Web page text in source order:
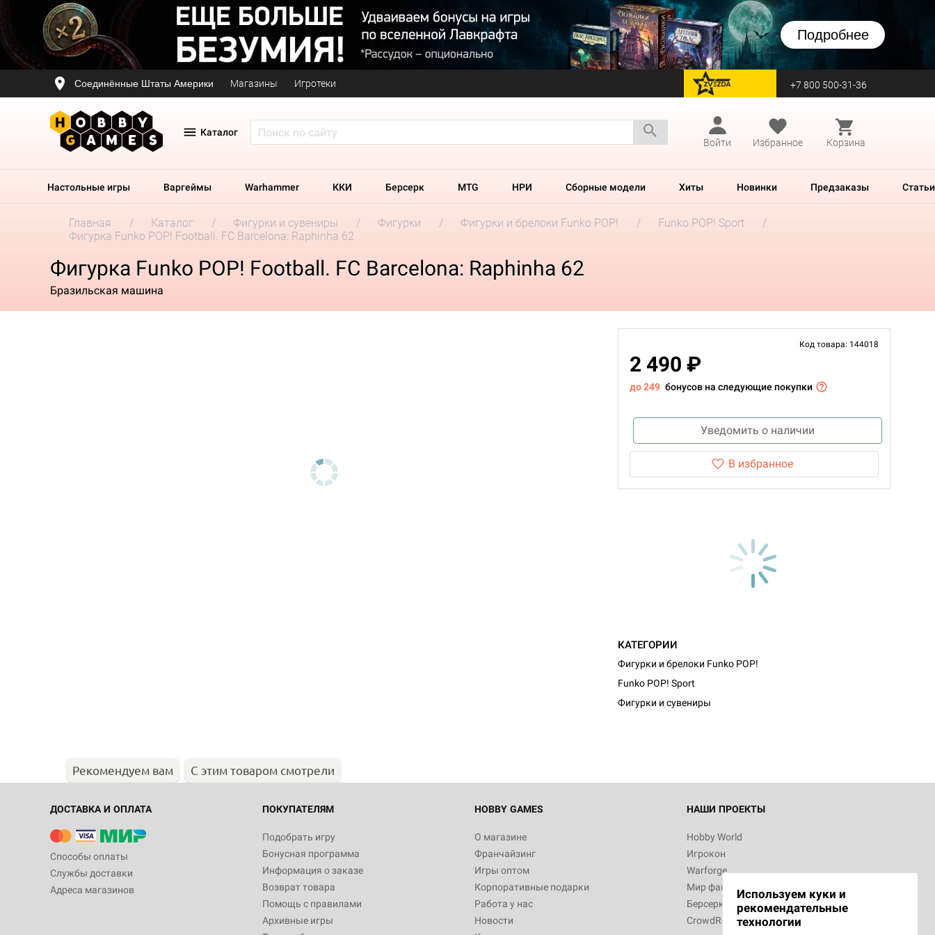
Подробнее
Соединённые Штаты Америки Магазины Игротеки перейти на Zvezda +7 800 500-31-36
Каталог
Войти
Избранное Корзина
Настольные игры Варгеймы Warhammer ККИ Берсерк MTG НРИ Сборные модели Хиты Новинки Предзаказы Статьи
Главная Каталог Фигурки и сувениры Фигурки Фигурки и брелоки Funko POP!
Funko POP! Sport
Фигурка Funko POP! Football. FC Barcelona: Raphinha 62
Фигурка Funko POP! Football. FC Barcelona: Raphinha 62
Бразильская машина
Код товара: 144018
2 490 ₽
до 249 бонусов на следующие покупки
Уведомить о наличии
В избранное
КАТЕГОРИИ
Фигурки и брелоки Funko POP!
Funko POP! Sport
Фигурки и сувениры
Рекомендуем вам С этим товаром смотрели
ДОСТАВКА И ОПЛАТА
Способы оплаты
Службы доставки
Адреса магазинов
ПОКУПАТЕЛЯМ
Подобрать игру
Бонусная программа
Информация о заказе
Возврат товара
Помощь с правилами
Архивные игры
HOBBY GAMES
О магазине
Франчайзинг
Игры оптом
Корпоративные подарки
Работа у нас
Новости
НАШИ ПРОЕКТЫ
Hobby World
Игрокон
Warforge
Мир фантастики
Берсерк
CrowdRepublic
Используем куки и
рекомендательные
технологии